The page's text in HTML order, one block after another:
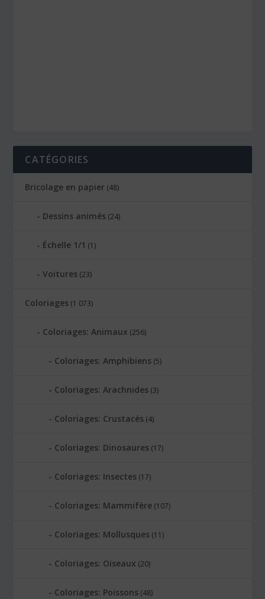
CATÉGORIES
Bricolage en papier (48)
Dessins animés (24)
Échelle 1/1 (1)
Voitures (23)
Coloriages (1 073)
Coloriages: Animaux (256)
Coloriages: Amphibiens (5)
Coloriages: Arachnides (3)
Coloriages: Crustacés (4)
Coloriages: Dinosaures (17)
Coloriages: Insectes (17)
Coloriages: Mammifère (107)
Coloriages: Mollusques (11)
Coloriages: Oiseaux (20)
Coloriages: Poissons (48)